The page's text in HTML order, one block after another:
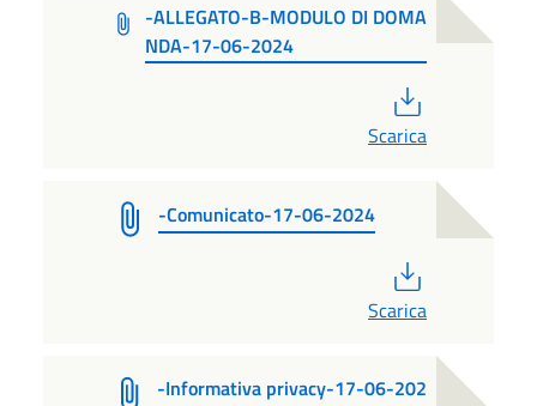
-ALLEGATO-B-MODULO DI DOMA
NDA-17-06-2024
Scarica
-Comunicato-17-06-2024
Scarica
-Informativa privacy-17-06-202